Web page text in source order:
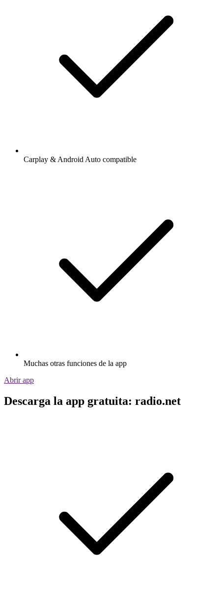
Carplay & Android Auto compatible
Muchas otras funciones de la app
Abrir app
Descarga la app gratuita: radio.net